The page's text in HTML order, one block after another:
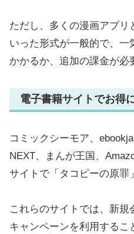
ただし、多くの漫画アプリ
いった形式が一般的で、
かかるか、追加の課金が必
電子書籍サイトでお得
コミックシーモア、
NEXT、まんが王国、
サイトで「タコピーの原罪
これらのサイトでは、新
キャンペーンを利用するこ